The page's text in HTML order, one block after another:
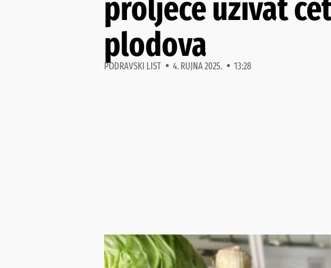
proljeće uživat
plodova
PODRAVSKI LIST 4. RUJNA 2025. 13:28